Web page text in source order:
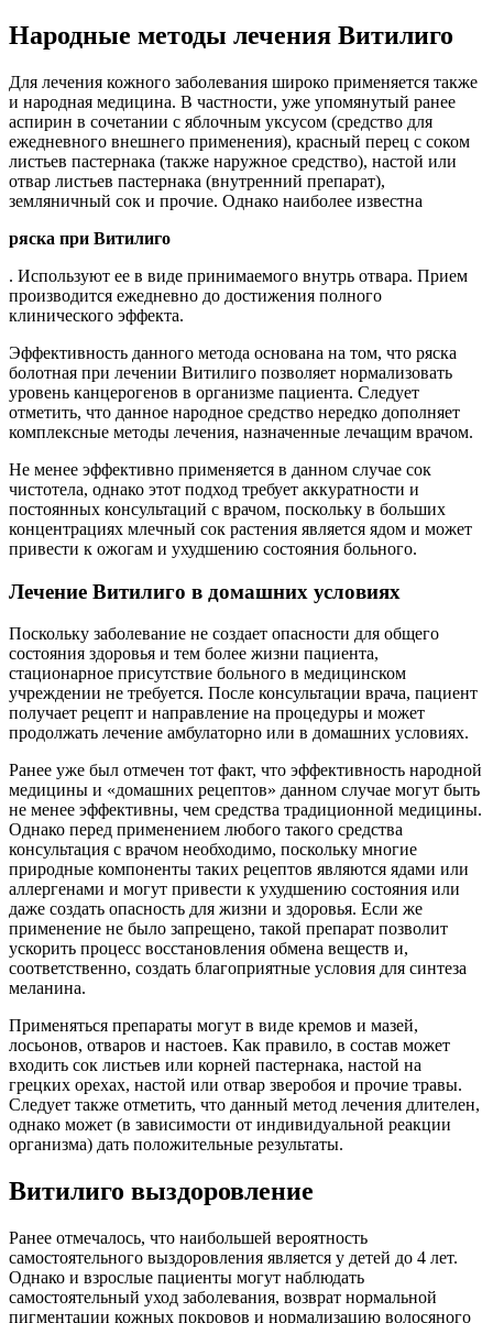
Народные методы лечения Витилиго
Для лечения кожного заболевания широко применяется также
и народная медицина. В частности, уже упомянутый ранее
аспирин в сочетании с яблочным уксусом (средство для
ежедневного внешнего применения), красный перец с соком
листьев пастернака (также наружное средство), настой или
отвар листьев пастернака (внутренний препарат),
земляничный сок и прочие. Однако наиболее известна
ряска при Витилиго
. Используют ее в виде принимаемого внутрь отвара. Прием
производится ежедневно до достижения полного
клинического эффекта.
Эффективность данного метода основана на том, что ряска
болотная при лечении Витилиго позволяет нормализовать
уровень канцерогенов в организме пациента. Следует
отметить, что данное народное средство нередко дополняет
комплексные методы лечения, назначенные лечащим врачом.
Не менее эффективно применяется в данном случае сок
чистотела, однако этот подход требует аккуратности и
постоянных консультаций с врачом, поскольку в больших
концентрациях млечный сок растения является ядом и может
привести к ожогам и ухудшению состояния больного.
Лечение Витилиго в домашних условиях
Поскольку заболевание не создает опасности для общего
состояния здоровья и тем более жизни пациента,
стационарное присутствие больного в медицинском
учреждении не требуется. После консультации врача, пациент
получает рецепт и направление на процедуры и может
продолжать лечение амбулаторно или в домашних условиях.
Ранее уже был отмечен тот факт, что эффективность народной
медицины и «домашних рецептов» данном случае могут быть
не менее эффективны, чем средства традиционной медицины.
Однако перед применением любого такого средства
консультация с врачом необходимо, поскольку многие
природные компоненты таких рецептов являются ядами или
аллергенами и могут привести к ухудшению состояния или
даже создать опасность для жизни и здоровья. Если же
применение не было запрещено, такой препарат позволит
ускорить процесс восстановления обмена веществ и,
соответственно, создать благоприятные условия для синтеза
меланина.
Применяться препараты могут в виде кремов и мазей,
лосьонов, отваров и настоев. Как правило, в состав может
входить сок листьев или корней пастернака, настой на
грецких орехах, настой или отвар зверобоя и прочие травы.
Следует также отметить, что данный метод лечения длителен,
однако может (в зависимости от индивидуальной реакции
организма) дать положительные результаты.
Витилиго выздоровление
Ранее отмечалось, что наибольшей вероятность
самостоятельного выздоровления является у детей до 4 лет.
Однако и взрослые пациенты могут наблюдать
самостоятельный уход заболевания, возврат нормальной
пигментации кожных покровов и нормализацию волосяного